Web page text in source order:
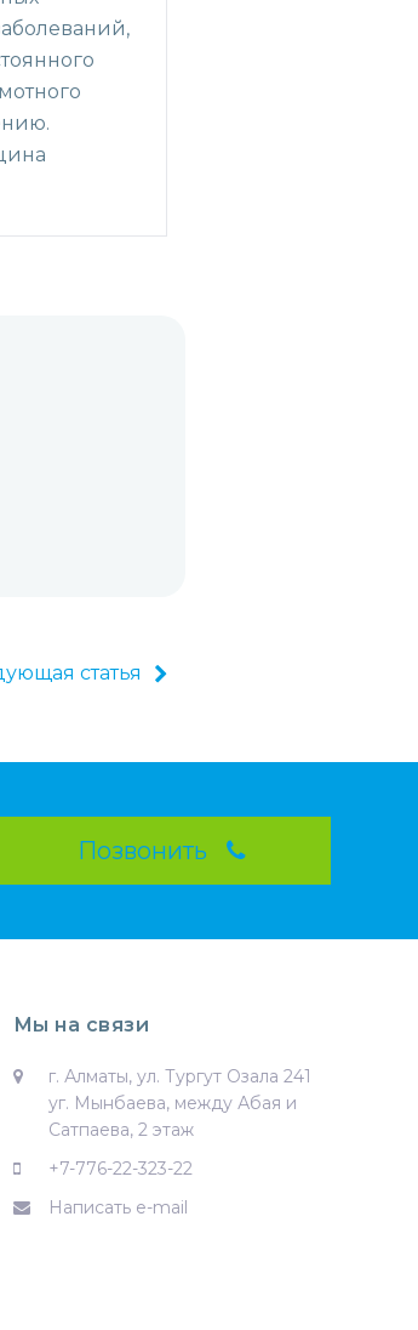
статья
Позвонить
Мы на связи
г. Алматы, ул. Тургут Озала 241
уг. Мынбаева, между Абая и
Сатпаева, 2 этаж
+7-776-22-323-22
Написать e-mail